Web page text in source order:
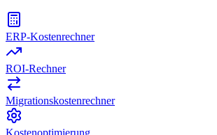
ERP-Kostenrechner
ROI-Rechner
Migrationskostenrechner
Kostenoptimierung